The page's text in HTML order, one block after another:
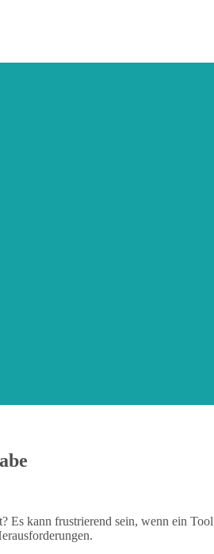
kann frustrierend sein, wenn ein